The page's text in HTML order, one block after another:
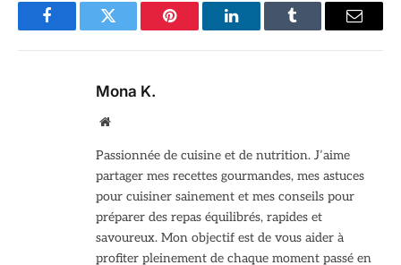
FacebookTwitter Pinterest LinkedInTumblr Email
Mona K.
Site
Passionnée de cuisine et de nutrition. J’aime
partager mes recettes gourmandes, mes astuces
pour cuisiner sainement et mes conseils pour
préparer des repas équilibrés, rapides et
savoureux. Mon objectif est de vous aider à
profiter pleinement de chaque moment passé en